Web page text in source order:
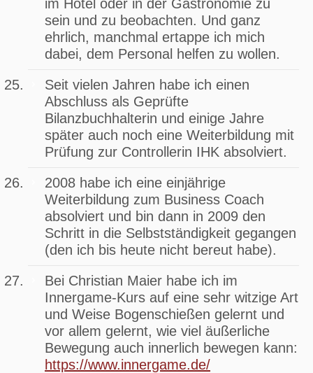
im Hotel oder in der Gastronomie zu
sein und zu beobachten. Und ganz
ehrlich, manchmal ertappe ich mich
dabei, dem Personal helfen zu wollen.
Seit vielen Jahren habe ich einen
Abschluss als Geprüfte
Bilanzbuchhalterin und einige Jahre
später auch noch eine Weiterbildung mit
Prüfung zur Controllerin IHK absolviert.
2008 habe ich eine einjährige
Weiterbildung zum Business Coach
absolviert und bin dann in 2009 den
Schritt in die Selbstständigkeit gegangen
(den ich bis heute nicht bereut habe).
Bei Christian Maier habe ich im
Innergame-Kurs auf eine sehr witzige Art
und Weise Bogenschießen gelernt und
vor allem gelernt, wie viel äußerliche
Bewegung auch innerlich bewegen kann:
https://www.innergame.de/